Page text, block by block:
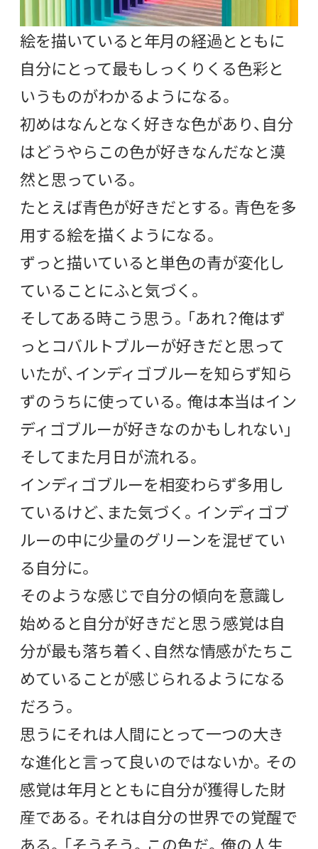
絵を描いていると年月の経過とともに
自分にとって最もしっくりくる色彩と
いうものがわかるようになる。
初めはなんとなく好きな色があり、自分
はどうやらこの色が好きなんだなと漠
然と思っている。
たとえば青色が好きだとする。青色を多
用する絵を描くようになる。
ずっと描いていると単色の青が変化し
ていることにふと気づく。
そしてある時こう思う。「あれ？俺はず
っとコバルトブルーが好きだと思って
いたが、インディゴブルーを知らず知ら
ずのうちに使っている。俺は本当はイン
ディゴブルーが好きなのかもしれない」
そしてまた月日が流れる。
インディゴブルーを相変わらず多用し
ているけど、また気づく。インディゴブ
ルーの中に少量のグリーンを混ぜてい
る自分に。
そのような感じで自分の傾向を意識し
始めると自分が好きだと思う感覚は自
分が最も落ち着く、自然な情感がたちこ
めていることが感じられるようになる
だろう。
思うにそれは人間にとって一つの大き
な進化と言って良いのではないか。その
感覚は年月とともに自分が獲得した財
産である。それは自分の世界での覚醒で